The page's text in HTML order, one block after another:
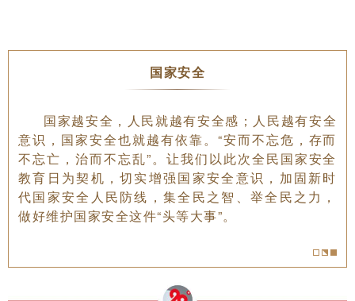
国家安全
国家越安全，人民就越有安全感；人民越有安全
意识，国家安全也就越有依靠。“安而不忘危，存而
不忘亡，治而不忘乱”。让我们以此次全民国家安全
教育日为契机，切实增强国家安全意识，加固新时
代国家安全人民防线，集全民之智、举全民之力，
做好维护国家安全这件“头等大事”。